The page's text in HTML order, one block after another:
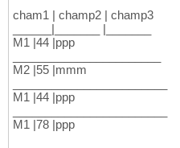
cham1 | champ2 | champ3
______|_______ |_______
M1 |44 |ppp
M2 |55 |mmm
M1 |44 |ppp
M1 |78 |ppp